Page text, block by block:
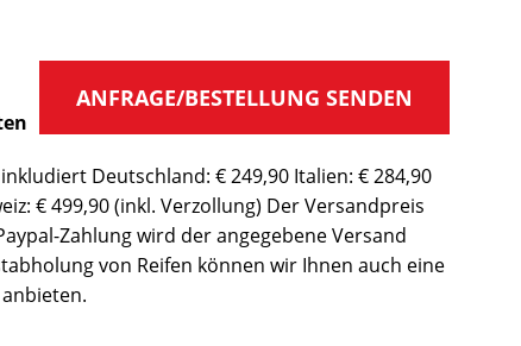
ANFRAGE/BESTELLUNG SENDEN
Deutschland: € 249,90 Italien: € 284,90
€ 499,90 (inkl. Verzollung) Der Versandpreis
Zahlung wird der angegebene Versand
von Reifen können wir Ihnen auch eine